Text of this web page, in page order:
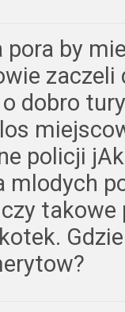
pora by
zaczeli
dobro
policji
mlodych